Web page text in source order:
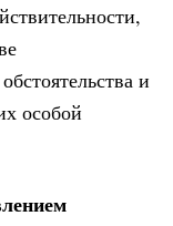
и
особой